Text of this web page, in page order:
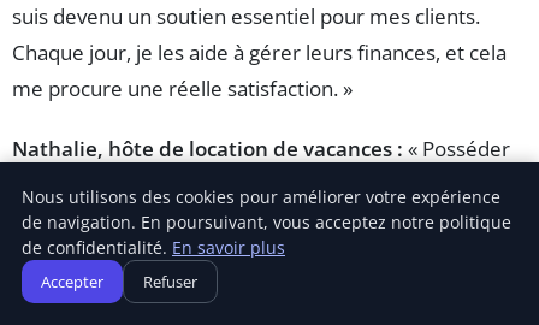
suis devenu un soutien essentiel pour mes clients.
Chaque jour, je les aide à gérer leurs finances, et cela
me procure une réelle satisfaction. »
Nathalie, hôte de location de vacances : « Posséder
un bien à louer pour des
locations de vacances a été
un choix judicieux. Je peux générer un revenu passif
tout en répondant aux besoins de voyageurs cherchant
des logements temporaires. L’aspect de la gestion est
Nous utilisons des cookies pour améliorer votre expérience
de navigation. En poursuivant, vous acceptez notre politique
de confidentialité. En savoir plus
Accepter Refuser